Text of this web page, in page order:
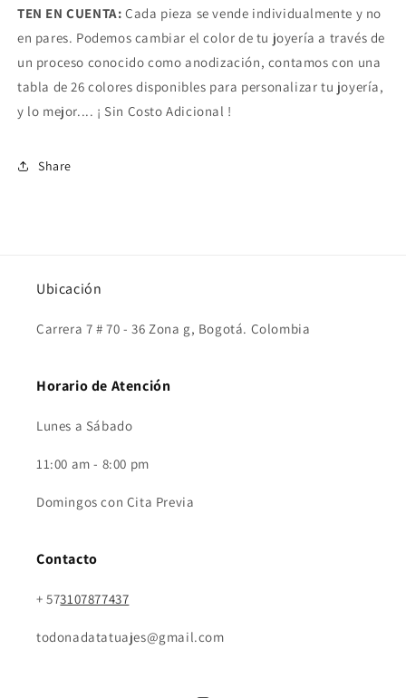
TEN EN CUENTA: Cada pieza se vende individualmente y no
en pares. Podemos cambiar el color de tu joyería a través de
un proceso conocido como anodización, contamos con una
tabla de 26 colores disponibles para personalizar tu joyería,
y lo mejor.... ¡ Sin Costo Adicional !
Share
Ubicación
Carrera 7 # 70 - 36 Zona g, Bogotá. Colombia
Horario de Atención
Lunes a Sábado
11:00 am - 8:00 pm
Domingos con Cita Previa
Contacto
+ 573107877437
todonadatatuajes@gmail.com